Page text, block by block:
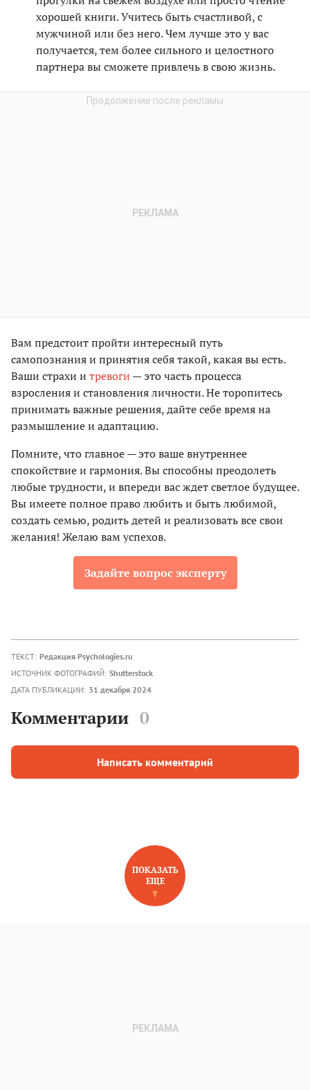
хорошей книги. Учитесь быть счастливой, с
мужчиной или без него. Чем лучше это у вас
получается, тем более сильного и целостного
партнера вы сможете привлечь в свою жизнь.
Вам предстоит пройти интересный путь
самопознания и принятия себя такой, какая вы есть.
Ваши страхи и тревоги — это часть процесса
взросления и становления личности. Не торопитесь
принимать важные решения, дайте себе время на
размышление и адаптацию.
Помните, что главное — это ваше внутреннее
спокойствие и гармония. Вы способны преодолеть
любые трудности, и впереди вас ждет светлое будущее.
Вы имеете полное право любить и быть любимой,
создать семью, родить детей и реализовать все свои
желания! Желаю вам успехов.
Задайте вопрос эксперту
ТЕКСТ: Редакция Psychologies.ru
ИСТОЧНИК ФОТОГРАФИЙ: Shutterstock
ДАТА ПУБЛИКАЦИИ: 31 декабря 2024
Комментарии 0
Написать комментарий
НОВОЕ НА САЙТЕ
ПОКАЗАТЬ
ЕЩЕ